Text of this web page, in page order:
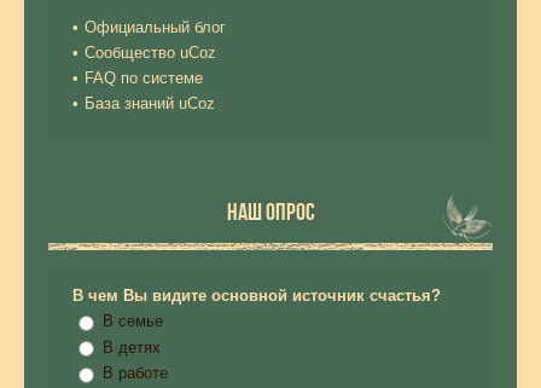
Официальный блог
Сообщество uCoz
FAQ по системе
База знаний uCoz
НАШ ОПРОС
В чем Вы видите основной источник счастья?
В семье
В детях
В работе